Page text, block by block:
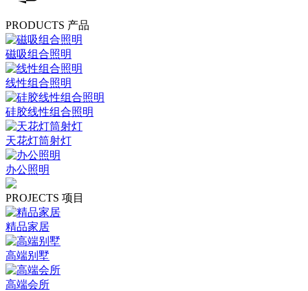
PRODUCTS 产品
磁吸组合照明
线性组合照明
硅胶线性组合照明
天花灯筒射灯
办公照明
PROJECTS 项目
精品家居
高端别墅
高端会所